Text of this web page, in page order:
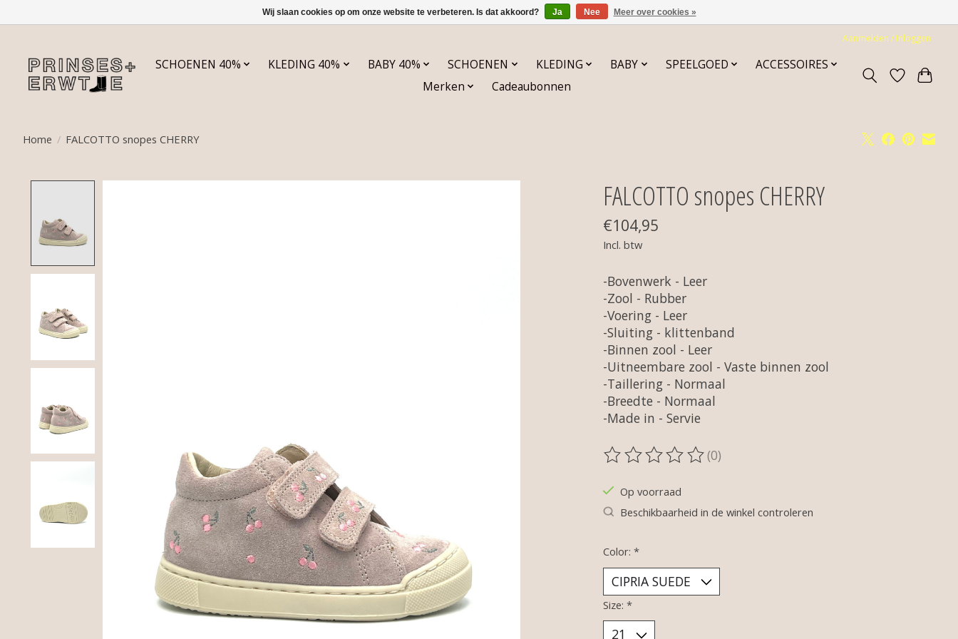
Aanmelden / Inloggen
SCHOENEN 40% KLEDING 40% BABY 40% SCHOENEN KLEDING BABY SPEELGOED
ACCESSOIRES
Merken
Cadeaubonnen
Home / FALCOTTO snopes CHERRY
FALCOTTO snopes CHERRY
€104,95
Incl. btw
-Bovenwerk - Leer
-Zool - Rubber
-Voering - Leer
-Sluiting - klittenband
-Binnen zool - Leer
-Uitneembare zool - Vaste binnen zool
-Taillering - Normaal
-Breedte - Normaal
-Made in - Servie
De beoordeling van dit product is
(0)
Op voorraad
Beschikbaarheid in de winkel controleren
Color: *
Size: *
Wij slaan cookies op om onze website te verbeteren. Is dat akkoord? Ja Nee Meer over cookies »